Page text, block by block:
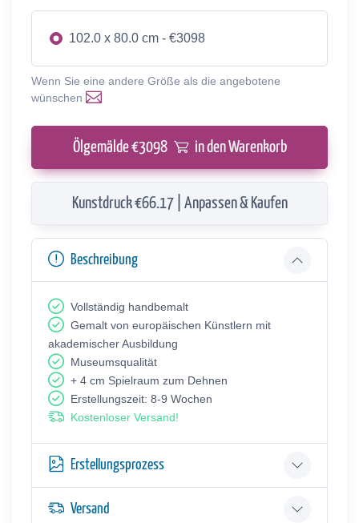
102.0 x 80.0 cm - €3098
Wenn Sie eine andere Größe als die angebotene
wünschen
Ölgemälde €3098 in den Warenkorb
Kunstdruck €66.17 | Anpassen & Kaufen
Beschreibung
Vollständig handbemalt
Gemalt von europäischen Künstlern mit
akademischer Ausbildung
Museumsqualität
+ 4 cm Spielraum zum Dehnen
Erstellungszeit: 8-9 Wochen
Kostenloser Versand!
Erstellungsprozess
Versand